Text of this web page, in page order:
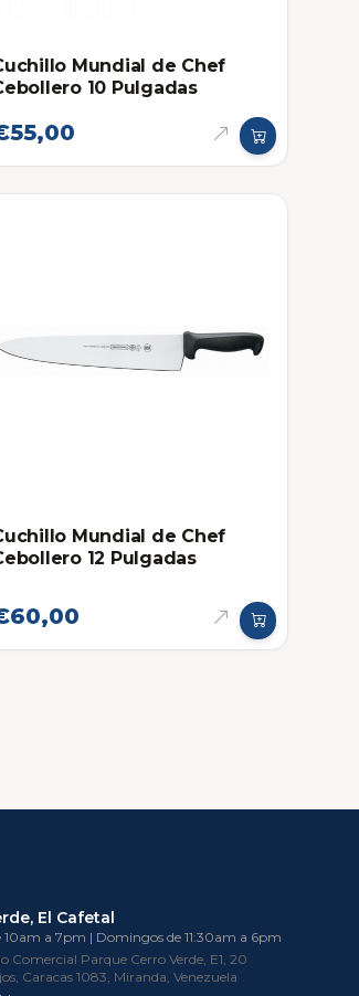
Mundial de Chef
10 Pulgadas
Mundial de Chef
12 Pulgadas
El Cafetal
10am a 7pm | Domingos de 11:30am a 6pm
Comercial Parque Cerro Verde, E1, 20
Caracas 1083, Miranda, Venezuela